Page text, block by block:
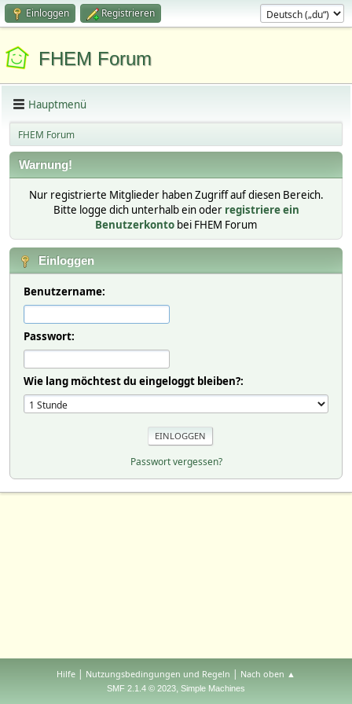
Einloggen Registrieren
FHEM Forum
Hauptmenü
FHEM Forum
Warnung!
Nur registrierte Mitglieder haben Zugriff auf diesen Bereich.
Bitte logge dich unterhalb ein oder registriere ein
Benutzerkonto bei FHEM Forum
Einloggen
Benutzername:
Passwort:
Wie lang möchtest du eingeloggt bleiben?:
Passwort vergessen?
Hilfe | Nutzungsbedingungen und Regeln | Nach oben ▲
SMF 2.1.4 © 2023, Simple Machines